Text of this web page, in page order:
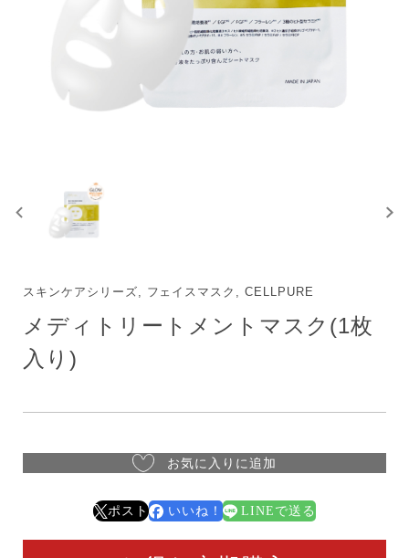
スキンケアシリーズ, フェイスマスク, CELLPURE
メディトリートメントマスク(1枚
入り)
お気に入りに追加
ポスト いいね！ LINEで送る